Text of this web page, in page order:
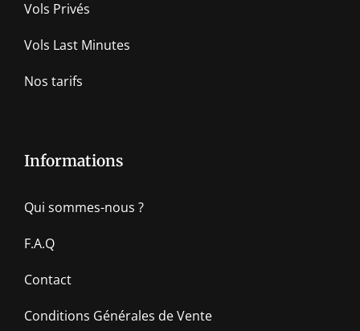
Vols Privés
Vols Last Minutes
Nos tarifs
Informations
Qui sommes-nous ?
F.A.Q
Contact
Conditions Générales de Vente